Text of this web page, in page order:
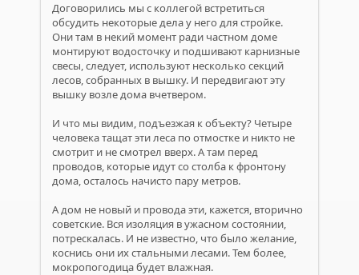
Договорились мы с коллегой встретиться
обсудить некоторые дела у него для стройке.
Они там в некий момент ради частном доме
монтируют водосточку и подшивают карнизные
свесы, следует, используют несколько секций
лесов, собранных в вышку. И передвигают эту
вышку возле дома вчетвером.
И что мы видим, подъезжая к объекту? Четыре
человека тащат эти леса по отмостке и никто не
смотрит и не смотрел вверх. А там перед
проводов, которые идут со столба к фронтону
дома, осталось начисто пару метров.
А дом не новый и провода эти, кажется, вторично
советские. Вся изоляция в ужасном состоянии,
потрескалась. И не известно, что было желание,
коснись они их стальными лесами. Тем более,
мокропогодица будет влажная.